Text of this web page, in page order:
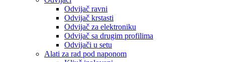
Odvijač ravni
Odvijač krstasti
Odvijač za elektroniku
Odvijač sa drugim profilima
Odvijači u setu
Alati za rad pod naponom